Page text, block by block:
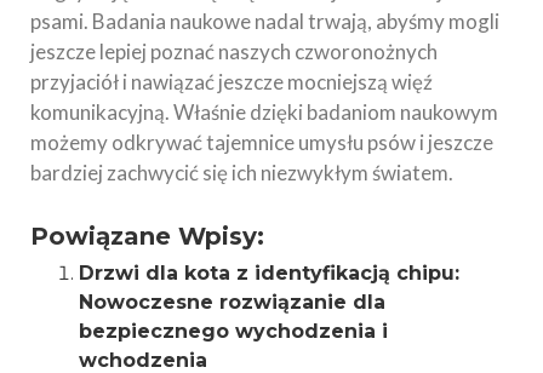
psami. Badania naukowe nadal trwają, abyśmy mogli
jeszcze lepiej poznać naszych czworonożnych
przyjaciół i nawiązać jeszcze mocniejszą więź
komunikacyjną. Właśnie dzięki badaniom naukowym
możemy odkrywać tajemnice umysłu psów i jeszcze
bardziej zachwycić się ich niezwykłym światem.
Powiązane Wpisy:
Drzwi dla kota z identyfikacją chipu:
Nowoczesne rozwiązanie dla
bezpiecznego wychodzenia i
wchodzenia